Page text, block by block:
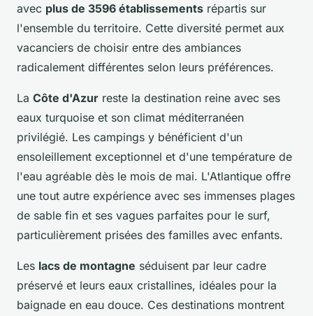
avec plus de 3596 établissements répartis sur
l'ensemble du territoire. Cette diversité permet aux
vacanciers de choisir entre des ambiances
radicalement différentes selon leurs préférences.
La Côte d'Azur reste la destination reine avec ses
eaux turquoise et son climat méditerranéen
privilégié. Les campings y bénéficient d'un
ensoleillement exceptionnel et d'une température de
l'eau agréable dès le mois de mai. L'Atlantique offre
une tout autre expérience avec ses immenses plages
de sable fin et ses vagues parfaites pour le surf,
particulièrement prisées des familles avec enfants.
Les lacs de montagne séduisent par leur cadre
préservé et leurs eaux cristallines, idéales pour la
baignade en eau douce. Ces destinations montrent